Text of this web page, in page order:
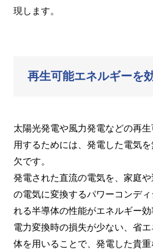
現します。
再生可能エネルギーを
太陽光発電や風力発電などの再
用するためには、発電した電気
欠です。
発電された直流の電気を、家庭
の電気に変換するパワーコンデ
れる半導体の性能がエネルギー効
電力変換時の損失が少ない、省
体を用いることで、発電した貴